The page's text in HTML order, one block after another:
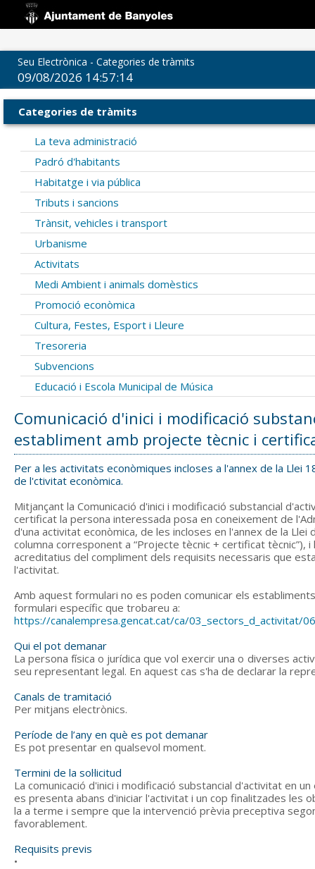
Seu Electrònica - Categories de tràmits
09/08/2026 14:57:15
Categories de tràmits
La teva administració
Padró d'habitants
Habitatge i via pública
Tributs i sancions
Trànsit, vehicles i transport
Urbanisme
Activitats
Medi Ambient i animals domèstics
Promoció econòmica
Cultura, Festes, Esport i Lleure
Tresoreria
Subvencions
Educació i Escola Municipal de Música
Comunicació d'inici i modificació
establiment amb projecte tècnic i
Per a les activitats econòmiques incloses a l'annex de la Llei
de l'ctivitat econòmica.
Mitjançant la Comunicació d'inici i modificació substancial
certificat la persona interessada posa en coneixement de
d'una activitat econòmica, de les incloses en l'annex de la
columna corresponent a “Projecte tècnic + certificat
acreditatius del compliment dels requisits necessaris que
l'activitat.
Amb aquest formulari no es poden comunicar els
formulari específic que trobareu a:
https://canalempresa.gencat.cat/ca/03_sectors_d_activitat/
Qui el pot demanar
La persona física o jurídica que vol exercir una o diverses
seu representant legal. En aquest cas s'ha de declarar la
Canals de tramitació
Per mitjans electrònics.
Període de l’any en què es pot demanar
Es pot presentar en qualsevol moment.
Termini de la sol·licitud
La comunicació d'inici i modificació substancial d'activitat en
es presenta abans d'iniciar l'activitat i un cop finalitzades les
la a terme i sempre que la intervenció prèvia preceptiva
favorablement.
Requisits previs
•